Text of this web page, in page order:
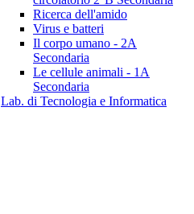
Ricerca dell'amido
Virus e batteri
Il corpo umano - 2A
Secondaria
Le cellule animali - 1A
Secondaria
Lab. di Tecnologia e Informatica